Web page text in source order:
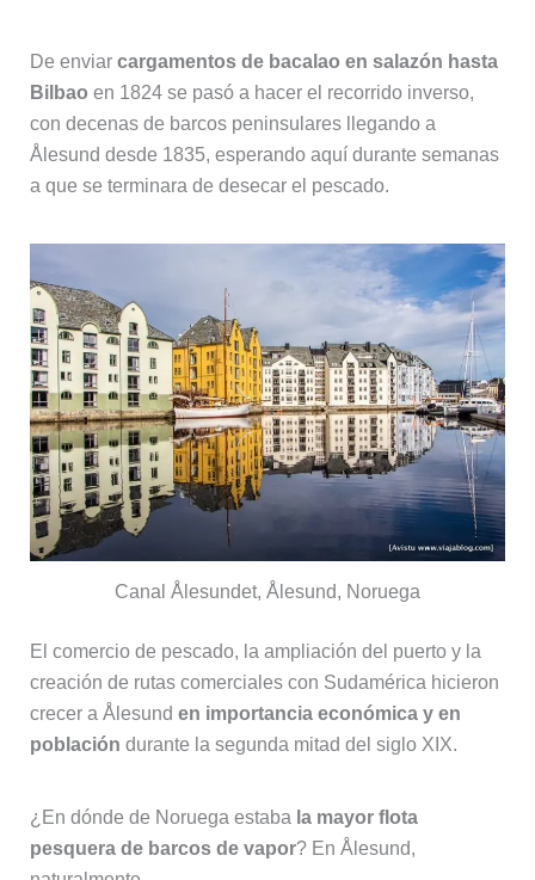
De enviar cargamentos de bacalao en salazón hasta
Bilbao en 1824 se pasó a hacer el recorrido inverso,
con decenas de barcos peninsulares llegando a
Ålesund desde 1835, esperando aquí durante semanas
a que se terminara de desecar el pescado.
Canal Ålesundet, Ålesund, Noruega
El comercio de pescado, la ampliación del puerto y la
creación de rutas comerciales con Sudamérica hicieron
crecer a Ålesund en importancia económica y en
población durante la segunda mitad del siglo XIX.
¿En dónde de Noruega estaba la mayor flota
pesquera de barcos de vapor? En Ålesund,